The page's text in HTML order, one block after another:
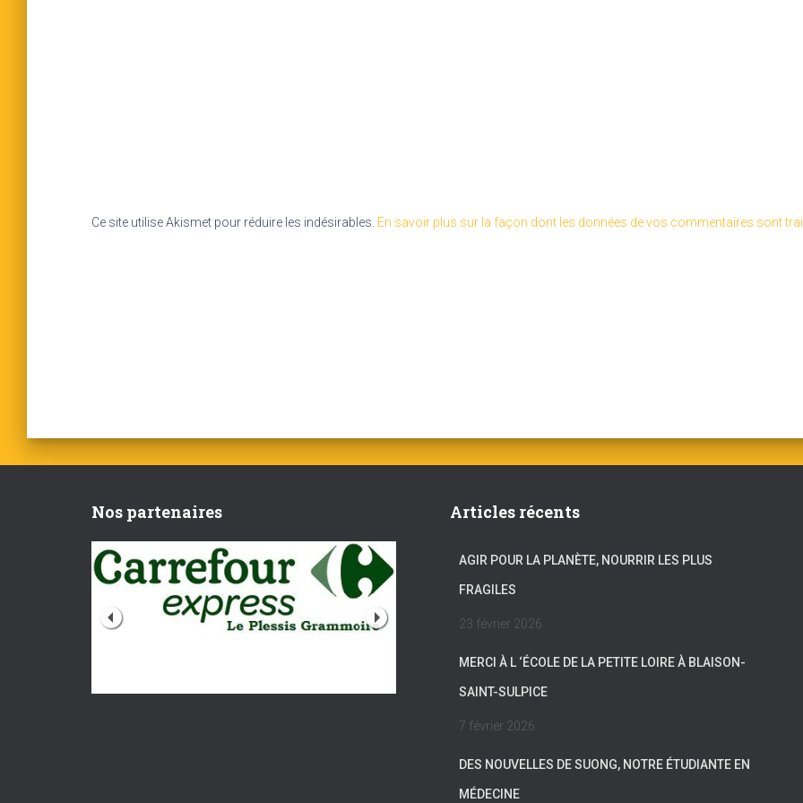
Ce site utilise Akismet pour réduire les indésirables. En savoir plus sur la façon dont les données de vos commentaires sont
Nos partenaires Articles récents
AGIR POUR LA PLANÈTE, NOURRIR LES PLUS
FRAGILES
23 février 2026
MERCI À L ‘ÉCOLE DE LA PETITE LOIRE À BLAISON-
SAINT-SULPICE
7 février 2026
DES NOUVELLES DE SUONG, NOTRE ÉTUDIANTE EN
MÉDECINE